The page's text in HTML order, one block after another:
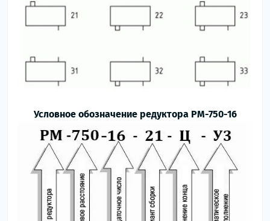
Условное обозначение редуктора РМ-750-16